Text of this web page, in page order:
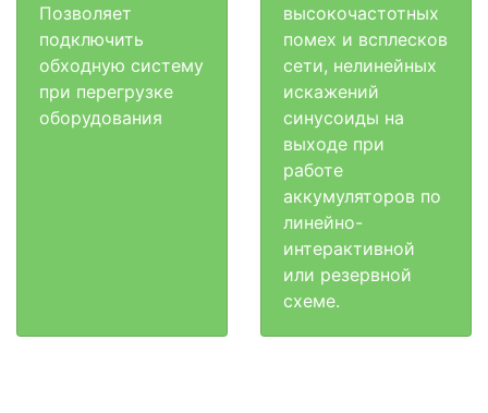
Позволяет
подключить
обходную систему
при перегрузке
оборудования
высокочастотных
помех и всплесков
сети, нелинейных
искажений
синусоиды на
выходе при
работе
аккумуляторов по
линейно-
интерактивной
или резервной
схеме.